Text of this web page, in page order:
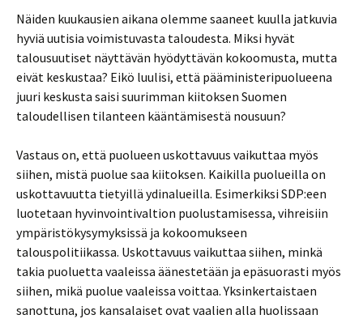
Näiden kuukausien aikana olemme saaneet kuulla jatkuvia
hyviä uutisia voimistuvasta taloudesta. Miksi hyvät
talousuutiset näyttävän hyödyttävän kokoomusta, mutta
eivät keskustaa? Eikö luulisi, että pääministeripuolueena
juuri keskusta saisi suurimman kiitoksen Suomen
taloudellisen tilanteen kääntämisestä nousuun?
Vastaus on, että puolueen uskottavuus vaikuttaa myös
siihen, mistä puolue saa kiitoksen. Kaikilla puolueilla on
uskottavuutta tietyillä ydinalueilla. Esimerkiksi SDP:een
luotetaan hyvinvointivaltion puolustamisessa, vihreisiin
ympäristökysymyksissä ja kokoomukseen
talouspolitiikassa. Uskottavuus vaikuttaa siihen, minkä
takia puoluetta vaaleissa äänestetään ja epäsuorasti myös
siihen, mikä puolue vaaleissa voittaa. Yksinkertaistaen
sanottuna, jos kansalaiset ovat vaalien alla huolissaan